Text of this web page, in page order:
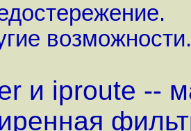
возможности.
и iproute --